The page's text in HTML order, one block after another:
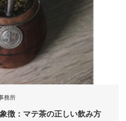
務所
徴：マテ茶の正しい飲み方